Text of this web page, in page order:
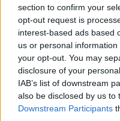
section to confirm your
opt-out request is
interest-based ads based
us or personal
your opt-out. You may
disclosure of your
IAB’s list of downstream
also be disclosed by us to
Downstream Participants
Susiję